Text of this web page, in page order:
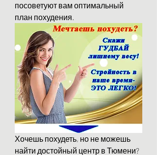
посоветуют вам оптимальный
план похудения.
Хочешь похудеть, но не можешь
найти достойный центр в Тюмени?